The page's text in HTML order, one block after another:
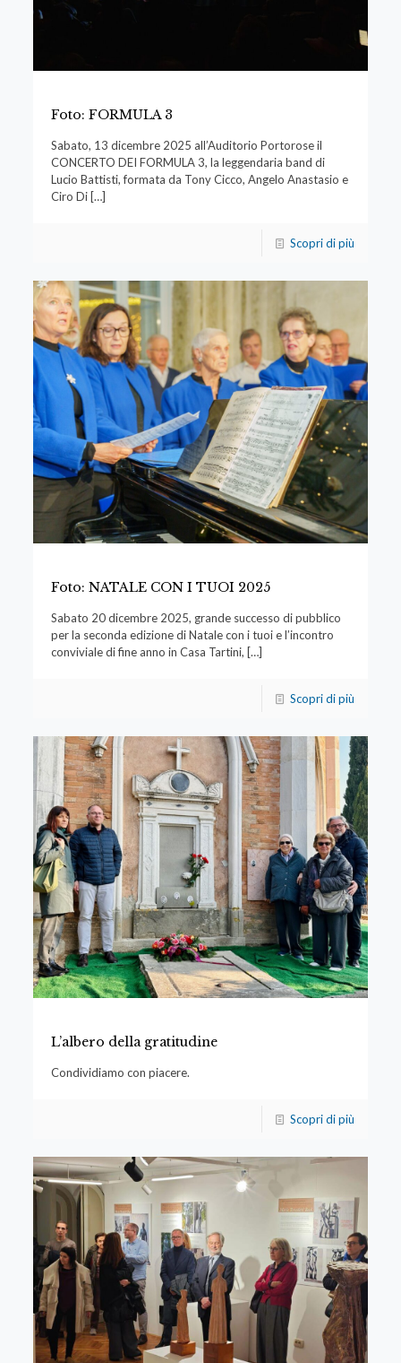
Foto: FORMULA 3
Sabato, 13 dicembre 2025 all’Auditorio Portorose il
CONCERTO DEI FORMULA 3, la leggendaria band di
Lucio Battisti, formata da Tony Cicco, Angelo Anastasio e
Ciro Di[…]
Scopri di più
Foto: NATALE CON I TUOI 2025
Sabato 20 dicembre 2025, grande successo di pubblico
per la seconda edizione di Natale con i tuoi e l’incontro
conviviale di fine anno in Casa Tartini, […]
Scopri di più
L’albero della gratitudine
Condividiamo con piacere.
Scopri di più